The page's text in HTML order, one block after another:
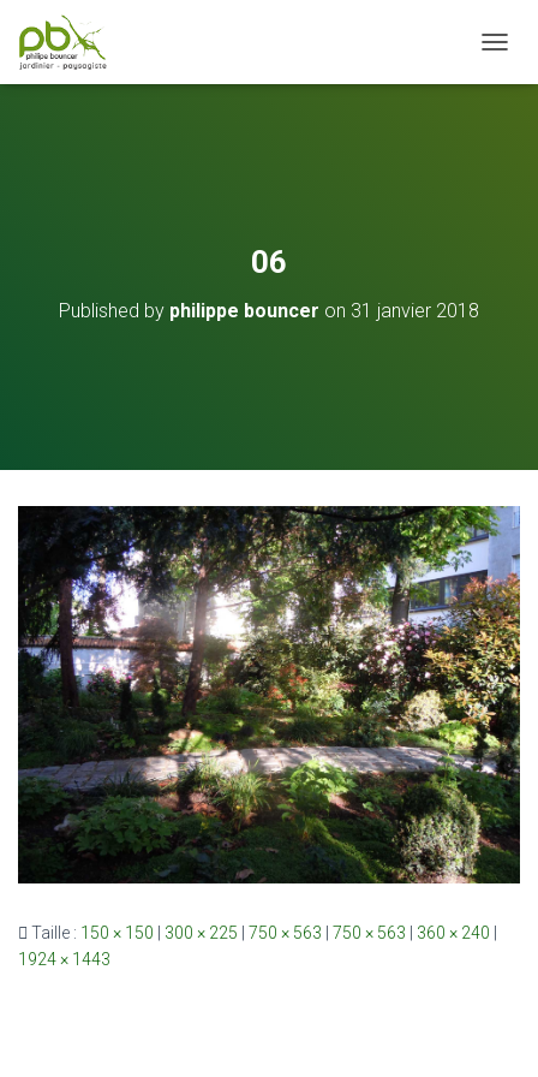
06
Published by philippe bouncer on 31 janvier 2018
Taille : 150 × 150 | 300 × 225 | 750 × 563 | 750 × 563 | 360 × 240 |
1924 × 1443